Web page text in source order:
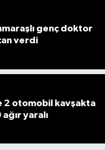
genç doktor
verdi
2 otomobil kavşakta
ağır yaralı